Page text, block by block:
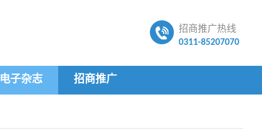
招商推广热线
0311-85207070
电子杂志 招商推广